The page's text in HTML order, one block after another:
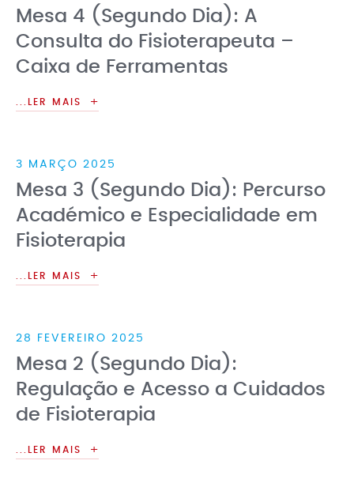
Mesa 4 (Segundo Dia): A
Consulta do Fisioterapeuta –
Caixa de Ferramentas
...LER MAIS
3 MARÇO 2025
Mesa 3 (Segundo Dia): Percurso
Académico e Especialidade em
Fisioterapia
...LER MAIS
28 FEVEREIRO 2025
Mesa 2 (Segundo Dia):
Regulação e Acesso a Cuidados
de Fisioterapia
...LER MAIS